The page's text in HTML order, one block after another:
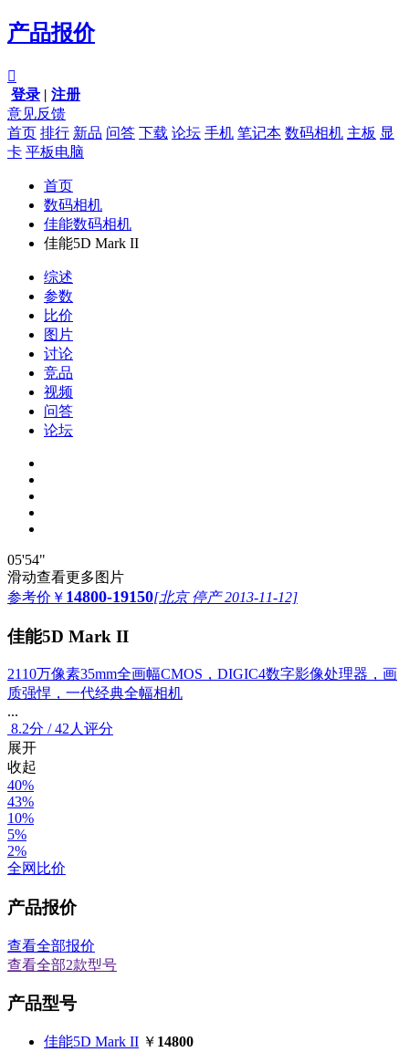
产品报价

登录 | 注册
意见反馈
首页 排行 新品 问答 下载 论坛 手机 笔记本 数码相机 主板 显
卡 平板电脑
首页
数码相机
佳能数码相机
佳能5D Mark II
综述
参数
比价
图片
讨论
竞品
视频
问答
论坛
05'54"
滑动查看更多图片
参考价 ￥ 14800-19150[北京 停产 2013-11-12]
佳能5D Mark II
2110万像素35mm全画幅CMOS，DIGIC4数字影像处理器，画
质强悍，一代经典全幅相机
...
8.2分 /42人评分
展开
收起
40%
43%
10%
5%
2%
全网比价
产品报价
查看全部报价
查看全部2款型号
产品型号
佳能5D Mark II ￥ 14800